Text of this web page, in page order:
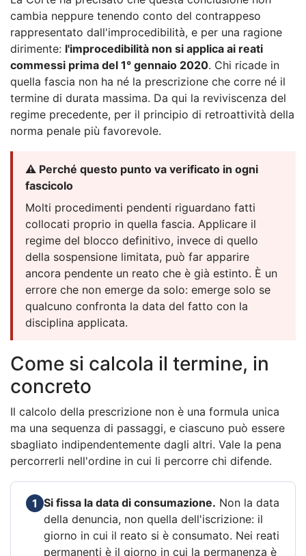
cambia neppure tenendo conto del contrappeso
rappresentato dall'improcedibilità, e per una ragione
dirimente: l'improcedibilità non si applica ai reati
commessi prima del 1° gennaio 2020. Chi ricade in
quella fascia non ha né la prescrizione che corre né il
termine di durata massima. Da qui la reviviscenza del
regime precedente, per il principio di retroattività della
norma penale più favorevole.
⚠️ Perché questo punto va verificato in ogni
fascicolo
Molti procedimenti pendenti riguardano fatti
collocati proprio in quella fascia. Applicare il
regime del blocco definitivo, invece di quello
della sospensione limitata, può far apparire
ancora pendente un reato che è già estinto. È un
errore che non emerge da solo: emerge solo se
qualcuno confronta la data del fatto con la
disciplina applicata.
Come si calcola il termine, in
concreto
Il calcolo della prescrizione non è una formula unica
ma una sequenza di passaggi, e ciascuno può essere
sbagliato indipendentemente dagli altri. Vale la pena
percorrerli nell'ordine in cui li percorre chi difende.
1 Si fissa la data di consumazione. Non la data
della denuncia, non quella dell'iscrizione: il
giorno in cui il reato si è consumato. Nei reati
permanenti è il giorno in cui la permanenza è